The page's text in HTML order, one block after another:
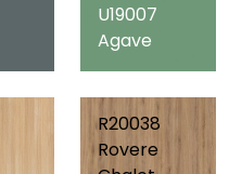
U19007
Agave
R20038
Rovere